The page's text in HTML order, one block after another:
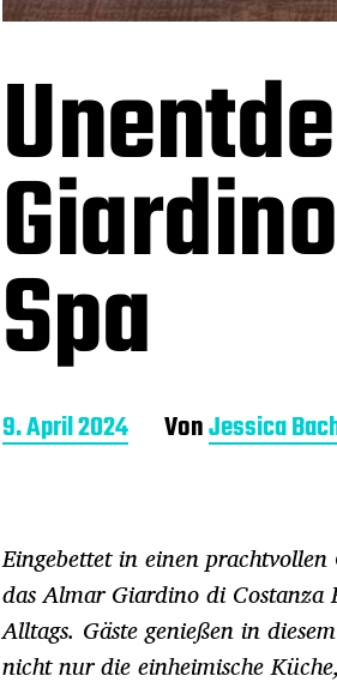
Spa
B
e
a
g
s
d
a
9. April 2024 VonJessica
Eingebettet in einen
das Almar Giardino di Costanza
Alltags. Gäste genießen in
nicht nur die einheimische